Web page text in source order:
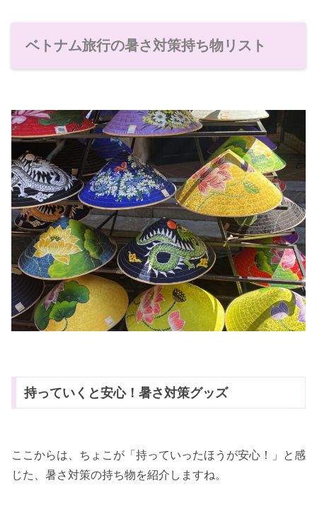
ベトナム旅行の暑さ対策持ち物リスト
持っていくと安心！暑さ対策グッズ
ここからは、ちょこが「持っていったほうが安心！」と感
じた、暑さ対策の持ち物を紹介しますね。